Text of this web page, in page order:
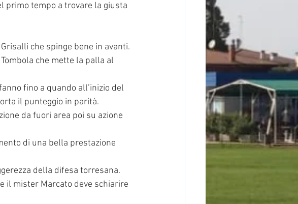
primo tempo a trovare la giusta
che spinge bene in avanti.
che mette la palla al
fino a quando all’inizio del
il punteggio in parità.
da fuori area poi su azione
di una bella prestazione
della difesa torresana.
il mister Marcato deve schiarire